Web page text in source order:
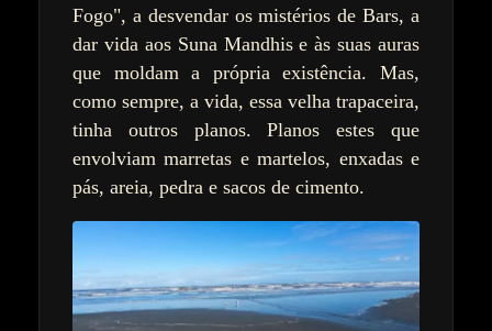
Fogo", a desvendar os mistérios de Bars, a
dar vida aos Suna Mandhis e às suas auras
que moldam a própria existência. Mas,
como sempre, a vida, essa velha trapaceira,
tinha outros planos. Planos estes que
envolviam marretas e martelos, enxadas e
pás, areia, pedra e sacos de cimento.